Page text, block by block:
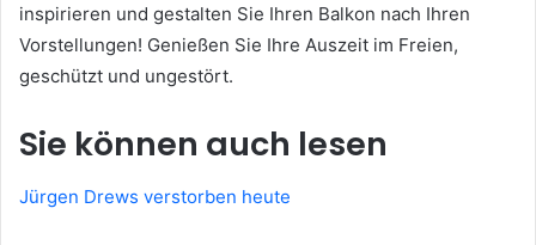
inspirieren und gestalten Sie Ihren Balkon nach Ihren
Vorstellungen! Genießen Sie Ihre Auszeit im Freien,
geschützt und ungestört.
Sie können auch lesen
Jürgen Drews verstorben heute